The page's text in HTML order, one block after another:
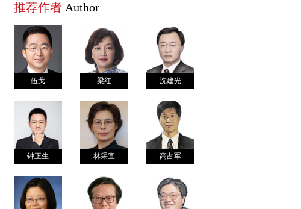
推荐作者 Author
伍戈 梁红 沈建光
钟正生 林采宜 高占军